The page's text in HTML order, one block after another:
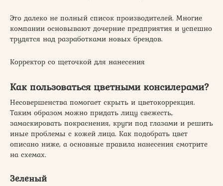
Это далеко не полный список производителей. Многие
компании основывают дочерние предприятия и успешно
трудятся над разработками новых брендов.
Корректор со щеточкой для нанесения
Как пользоваться цветными консилерами?
Несовершенства помогает скрыть и цветокоррекция.
Таким образом можно придать лицу свежесть,
замаскировать покраснения, круги под глазами и решить
иные проблемы с кожей лица. Как подобрать цвет
описано ниже, а основные правила нанесения смотрите
на схемах.
Зеленый